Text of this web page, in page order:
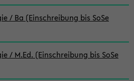
/ Ba (Einschreibung bis SoSe
/ M.Ed. (Einschreibung bis SoSe